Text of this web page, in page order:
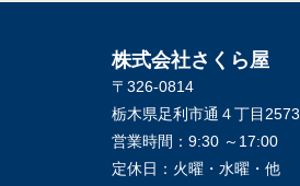
株式会社さくら屋
〒326-0814
栃木県足利市通４丁目2573
営業時間： 9:30 ～17:00
定休日： 火曜・水曜・他